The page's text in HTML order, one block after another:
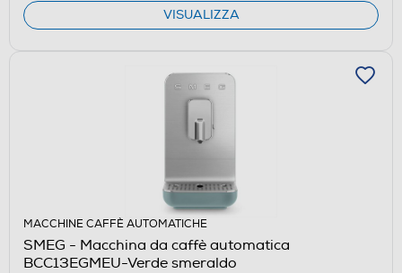
VISUALIZZA
MACCHINE CAFFÈ AUTOMATICHE
SMEG - Macchina da caffè automatica
BCC13EGMEU-Verde smeraldo